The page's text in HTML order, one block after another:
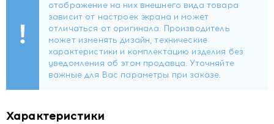
3 капсулы (рекомендуемая суточная доза) содержат:
индол-3-карбинол - 270 мг.
Рекомендации по применению
Лицам старше 18 лет принимать по 1 капсуле 3 раза в
день во время еды. Продолжительность приема 1 месяц.
проконсультироваться с врачом.
Характеристики